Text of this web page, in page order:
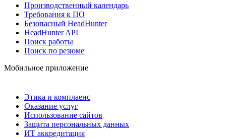
Производственный календарь
Требования к ПО
Безопасный HeadHunter
HeadHunter API
Поиск работы
Поиск по резюме
Мобильное приложение
Этика и комплаенс
Оказание услуг
Использование сайтов
Защита персональных данных
ИТ аккредитация